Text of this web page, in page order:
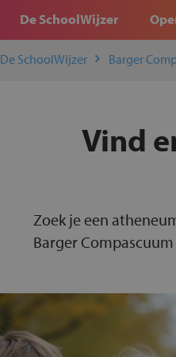
De SchoolWijzer
De SchoolWijzer Barger
Vind
Zoek je een
Barger